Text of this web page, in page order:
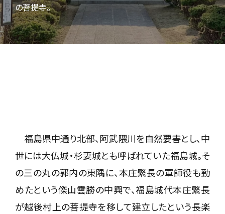
の菩提寺。
福島県中通り北部、阿武隈川を自然要害とし、中
世には大仏城・杉妻城とも呼ばれていた福島城。そ
の三の丸の郭内の東隅に、本庄繁長の軍師役も勤
めたという傑山雲勝の中興で、福島城代本庄繁長
が越後村上の菩提寺を移して建立したという長楽